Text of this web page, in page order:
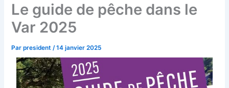
Le guide de pêche dans le
Var 2025
Parpresident/14 janvier 2025